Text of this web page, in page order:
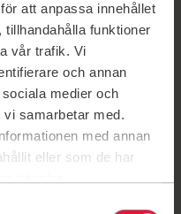
att anpassa innehållet
funktioner
vår trafik. Vi
och annan
medier och
samarbetar med.
med annan
eller som de har